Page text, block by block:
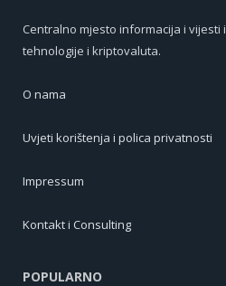
Centralno mjesto informacija i vijesti
tehnologije i kriptovaluta.
O nama
Uvjeti korištenja i polica privatnosti
Impressum
Kontakt i Consulting
POPULARNO